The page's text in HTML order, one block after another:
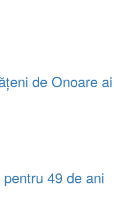
de Onoare
49 de ani